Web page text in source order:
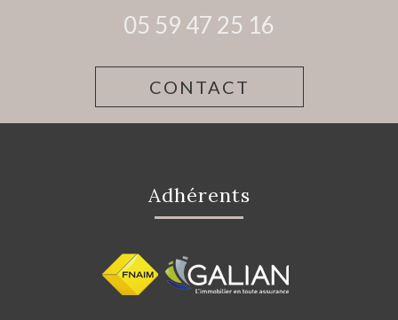
05 59 47 25 16
CONTACT
Adhérents